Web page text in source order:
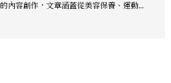
的內容創作，文章涵蓋從美容保養、運動健